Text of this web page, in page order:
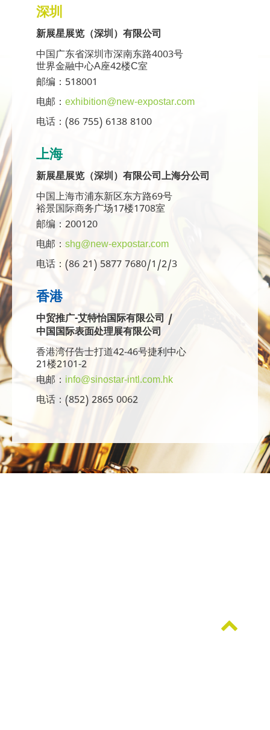
深圳
新展星展览（深圳）有限公司
中国广东省深圳市深南东路4003号
世界金融中心A座42楼C室
邮编：518001
电邮： exhibition@new-expostar.com
电话：(86 755) 6138 8100
上海
新展星展览（深圳）有限公司上海分公司
中国上海市浦东新区东方路69号
裕景国际商务广场17楼1708室
邮编：200120
电邮： shg@new-expostar.com
电话：(86 21) 5877 7680/1/2/3
香港
中贸推广-艾特怡国际有限公司 /
中国国际表面处理展有限公司
香港湾仔告士打道42-46号捷利中心
21楼2101-2
电邮： info@sinostar-intl.com.hk
电话：(852) 2865 0062